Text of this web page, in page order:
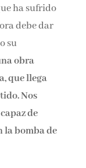
la mitad
un paso
El
amena y
el
ante
lectora a
es capaz